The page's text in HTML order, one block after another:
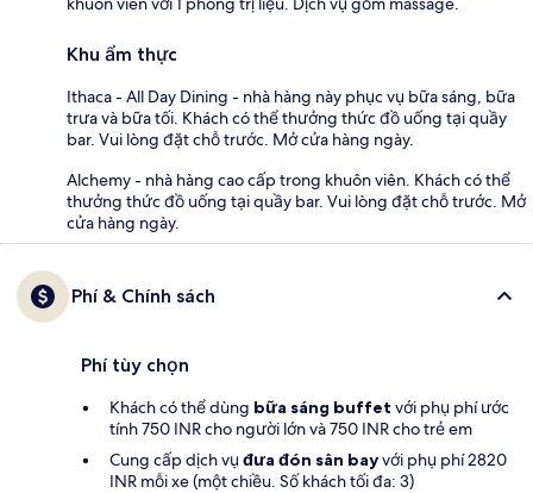
Khu ẩm thực
Ithaca - All Day Dining - nhà hàng này phục vụ bữa sáng, bữa
trưa và bữa tối. Khách có thể thưởng thức đồ uống tại quầy
bar. Vui lòng đặt chỗ trước. Mở cửa hàng ngày.
Alchemy - nhà hàng cao cấp trong khuôn viên. Khách có thể
thưởng thức đồ uống tại quầy bar. Vui lòng đặt chỗ trước. Mở
cửa hàng ngày.
Phí & Chính sách
Phí tùy chọn
Khách có thể dùng bữa sáng buffet với phụ phí ước
tính 750 INR cho người lớn và 750 INR cho trẻ em
Cung cấp dịch vụ đưa đón sân bayvới phụ phí 2820
INR mỗi xe (một chiều. Số khách tối đa: 3)